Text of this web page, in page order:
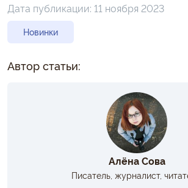
Дата публикации: 11 ноября 2023
Новинки
Автор статьи:
Алёна Сова
Писатель, журналист,